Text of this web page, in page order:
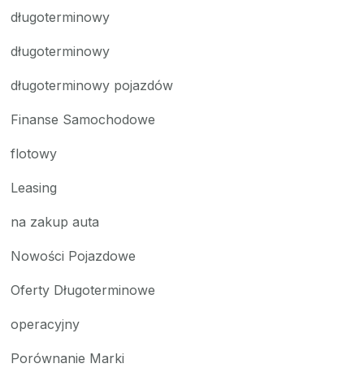
długoterminowy
długoterminowy
długoterminowy pojazdów
Finanse Samochodowe
flotowy
Leasing
na zakup auta
Nowości Pojazdowe
Oferty Długoterminowe
operacyjny
Porównanie Marki